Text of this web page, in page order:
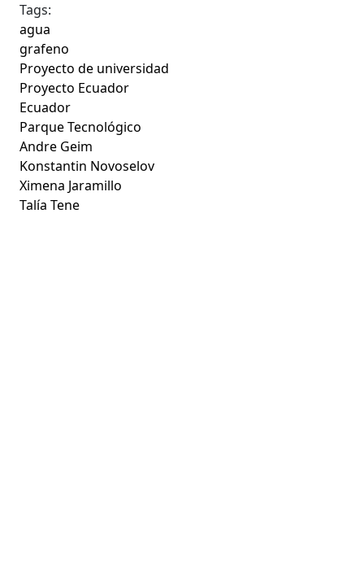
Tags:
agua
grafeno
Proyecto de universidad
Proyecto Ecuador
Ecuador
Parque Tecnológico
Andre Geim
Konstantin Novoselov
Ximena Jaramillo
Talía Tene